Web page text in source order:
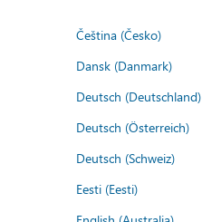
Čeština (Česko)
Dansk (Danmark)
Deutsch (Deutschland)
Deutsch (Österreich)
Deutsch (Schweiz)
Eesti (Eesti)